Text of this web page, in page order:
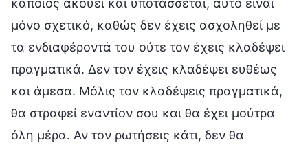
μόνο σχετικό, καθώς δεν έχεις ασχοληθεί με
τα ενδιαφέροντά του ούτε τον έχεις κλαδέψει
πραγματικά. Δεν τον έχεις κλαδέψει ευθέως
και άμεσα. Μόλις τον κλαδέψεις πραγματικά,
θα στραφεί εναντίον σου και θα έχει μούτρα
όλη μέρα. Αν τον ρωτήσεις κάτι, δεν θα